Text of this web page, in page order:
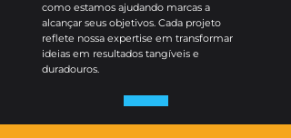
como estamos ajudando marcas a
alcançar seus objetivos. Cada projeto
reflete nossa expertise em transformar
ideias em resultados tangíveis e
duradouros.